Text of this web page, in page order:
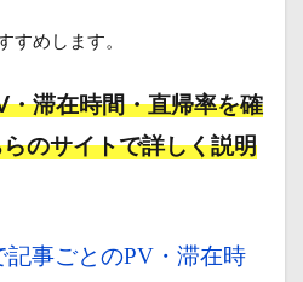
すめします。
・滞在時間・直帰率を確
のサイトで詳しく説明
記事ごとのPV・滞在時